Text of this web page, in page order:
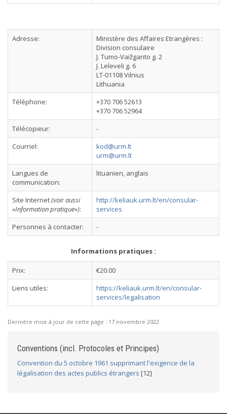
Adresse:
Ministère des Affaires Etrangères :
Division consulaire
J. Tumo-Vaižganto g. 2
J. Leleveli g. 6
LT-01108 Vilnius
Lithuania
Téléphone:
+370 706 52613
+370 706 52964
Télécopieur:
-
Courriel:
kod@urm.lt
urm@urm.lt
Langues de
communication:
lituanien, anglais
Site Internet(voir aussi
«Information pratique»):
http://keliauk.urm.lt/en/consular-
services
Personnes à contacter:
-
Informations pratiques :
Prix:
€20.00
Liens utiles:
https://keliauk.urm.lt/en/consular-
services/legalisation
Dernière mise à jour de cette page : 17 novembre 2022
Conventions (incl. Protocoles et Principes)
Convention du 5 octobre 1961 supprimant l'exigence de la
légalisation des actes publics étrangers [12]